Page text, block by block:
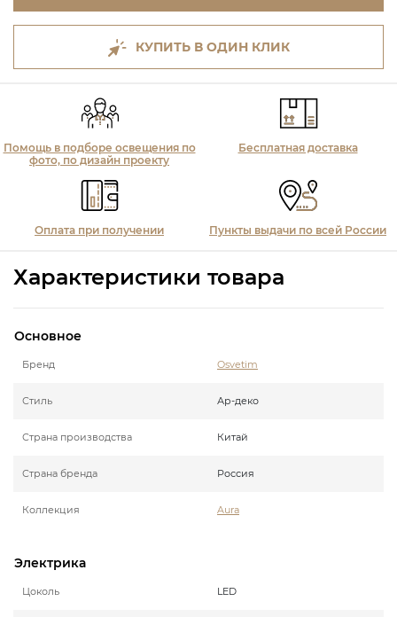
КУПИТЬ В ОДИН КЛИК
Помощь в подборе освещения по
фото, по дизайн проекту
Бесплатная доставка
Оплата при получении Пункты выдачи по всей России
Характеристики товара
Основное
Бренд Osvetim
Стиль Ар-деко
Страна производства Китай
Страна бренда Россия
Коллекция Aura
Электрика
Цоколь LED